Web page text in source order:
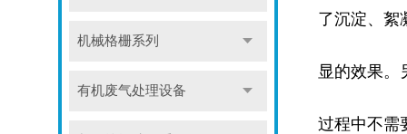
机械格栅系列
有机废气处理设备
了沉淀、絮
显的效果。
过程中不需